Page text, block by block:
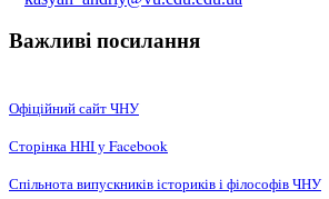
Важливі посилання
Офіційний сайт ЧНУ
Сторінка ННІ у Facebook
Спільнота випускників істориків і філософів ЧНУ